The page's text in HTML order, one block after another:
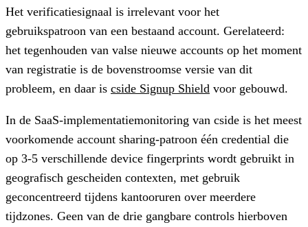
Het verificatiesignaal is irrelevant voor het
gebruikspatroon van een bestaand account. Gerelateerd:
het tegenhouden van valse nieuwe accounts op het moment
van registratie is de bovenstroomse versie van dit
probleem, en daar is cside Signup Shield voor gebouwd.
In de SaaS-implementatiemonitoring van cside is het meest
voorkomende account sharing-patroon één credential die
op 3-5 verschillende device fingerprints wordt gebruikt in
geografisch gescheiden contexten, met gebruik
geconcentreerd tijdens kantooruren over meerdere
tijdzones. Geen van de drie gangbare controls hierboven